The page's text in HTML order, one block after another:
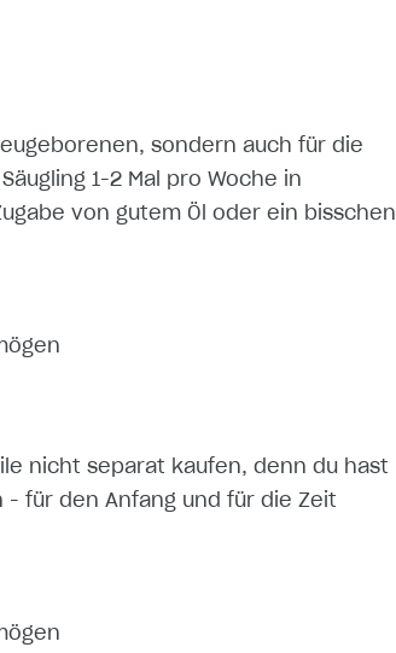
sondern auch für die
1-2 Mal pro Woche in
von gutem Öl oder ein bisschen
nicht separat kaufen, denn du hast
- für den Anfang und für die Zeit